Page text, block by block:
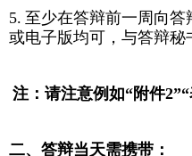
5. 至少在答辩前一周向
或电子版均可，与答辩秘
注：请注意例如“附件2”“
二、答辩当天需携带：